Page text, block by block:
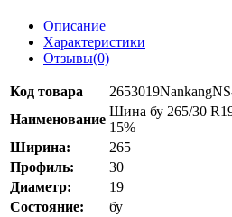
Описание
Характеристики
Отзывы(0)
Код товара
Наименование
Шина бу 265/30
15%
Ширина:
265
Профиль:
30
Диаметр:
19
Состояние:
бу